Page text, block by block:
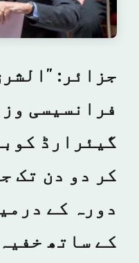
جزائر:
فرانسیسی
گیئرارڈ
کر دو دن تک
دورہ کے
کے ساتھ